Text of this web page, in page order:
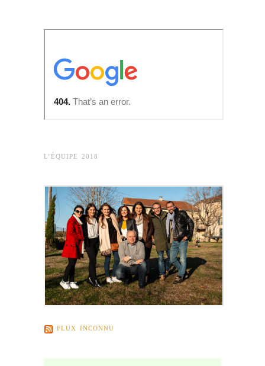
L’ÉQUIPE 2018
FLUX INCONNU